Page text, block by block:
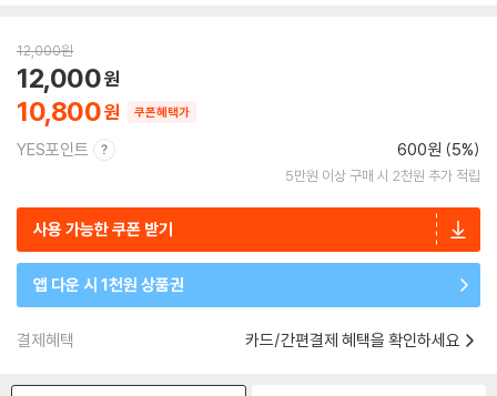
12,000원
10,800
12,000
쿠폰혜택가
YES포인트 600원 (5%)
5만원 이상 구매 시 2천원 추가 적립
사용 가능한 쿠폰 받기
앱 다운 시 1천원 상품권
결제혜택 카드/간편결제 혜택을 확인하세요